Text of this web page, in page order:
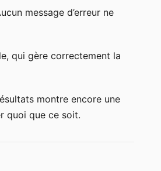
message d’erreur ne
qui gère correctement la
montre encore une
quoi que ce soit.